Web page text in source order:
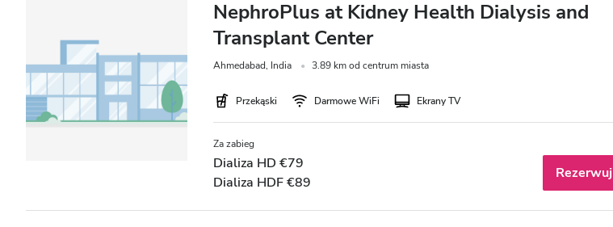
NephroPlus at Kidney Health Dialysis and
Transplant Center
Ahmedabad, India 3.89 km od centrum miasta
Przekąski Darmowe WiFi Ekrany TV
Za zabieg
Dializa HD €79
Dializa HDF €89
Rezerwuj